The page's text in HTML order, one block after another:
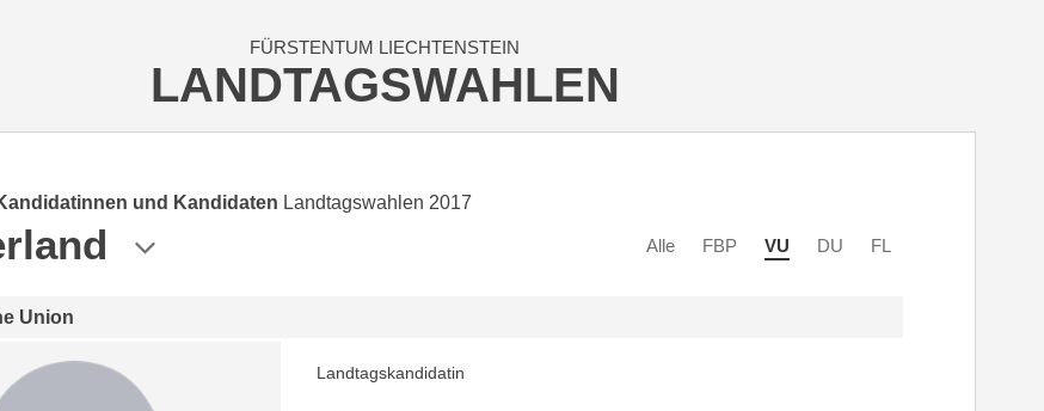
FÜRSTENTUM LIECHTENSTEIN
LANDTAGSWAHLEN
und Kandidaten Landtagswahlen 2017
Alle FBP VU DU FL
Union
Landtagskandidatin